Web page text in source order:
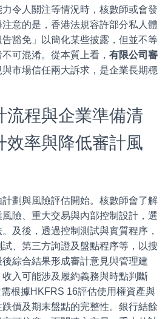
令人關注等情況時，核數師或會發
意的是，香港法規容許部分私人體
豁免」以簡化某些披露，但並不等
可混淆。從本質上看， 有限公司審
市場信任兩大訴求，是企業長期穩
流程與企業準備清
效率與降低審計風
劃與風險評估開始。核數師會了解
險、重大交易與內部控制設計，選
及後，透過控制測試與實質程序，
、第三方詢證及盤點程序等，以搜
綜合結果形成審計意見與管理建
入可能涉及履約義務與時點判斷
需根據HKFRS 16評估使用權資產與
價及期末盤點的完整性。銀行結餘